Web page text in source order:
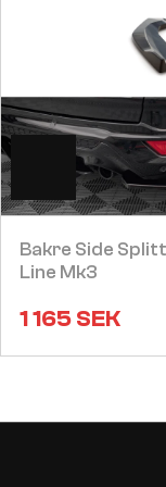
Bakre Side
Line Mk3
1 165SEK